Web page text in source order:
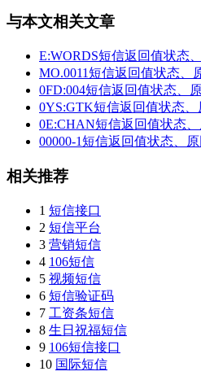
与本文相关文章
E:WORDS短信返回值状态
MO.0011短信返回值状态、
0FD:004短信返回值状态、
0YS:GTK短信返回值状态
0E:CHAN短信返回值状态
00000-1短信返回值状态、
相关推荐
1 短信接口
2 短信平台
3 营销短信
4 106短信
5 视频短信
6 短信验证码
7 工资条短信
8 生日祝福短信
9 106短信接口
10 国际短信